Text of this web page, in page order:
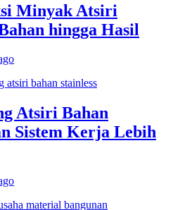
Minyak Atsiri
hingga Hasil
Atsiri Bahan
Sistem Kerja Lebih